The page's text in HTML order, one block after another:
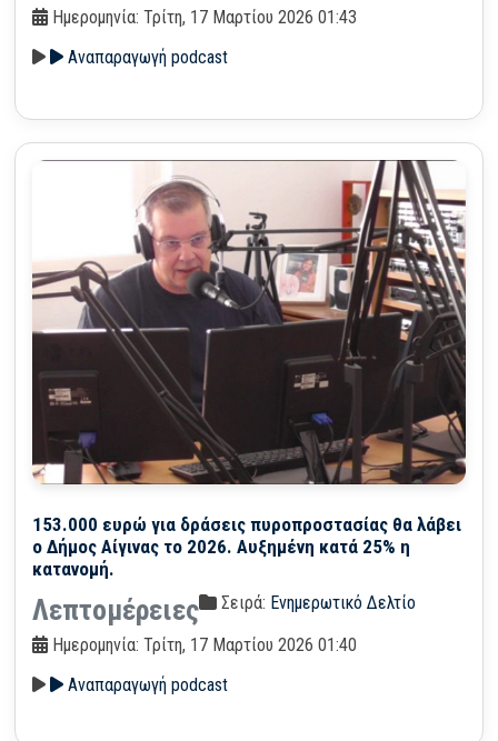
Ημερομηνία: Τρίτη, 17 Μαρτίου 2026 01:43
Αναπαραγωγή podcast
153.000 ευρώ για δράσεις πυροπροστασίας θα λάβει
ο Δήμος Αίγινας το 2026. Αυξημένη κατά 25% η
κατανομή.
Λεπτομέρειες Σειρά: Ενημερωτικό Δελτίο
Ημερομηνία: Τρίτη, 17 Μαρτίου 2026 01:40
Αναπαραγωγή podcast